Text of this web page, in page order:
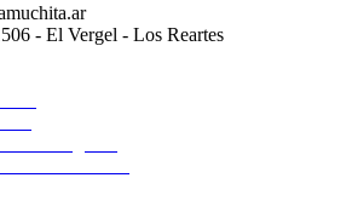
- El Vergel - Los Reartes